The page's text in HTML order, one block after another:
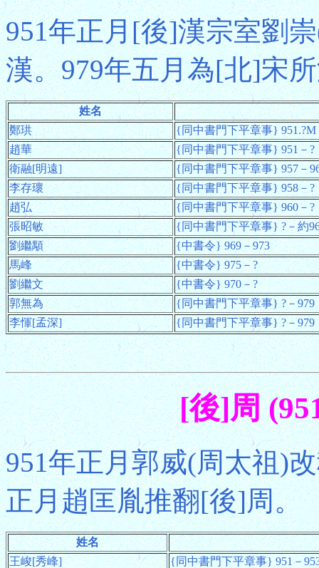
951年正月[後]漢宗室劉
漢。979年五月為[北]宋
姓名
鄭珙
{同中書門下平章事} 951.?M
趙華
{同中書門下平章事} 951－?
衛融[明遠]
{同中書門下平章事} 957－
李存瓌
{同中書門下平章事} 958－?
趙弘
{同中書門下平章事} 960－?
張昭敏
{同中書門下平章事} ?－約
劉繼顒
{中書令} 969－973
馬峰
{中書令} 975－?
劉繼文
{中書令} 970－?
郭無為
{同中書門下平章事} ?－979
李惲[孟深]
{同中書門下平章事} ?－979
[後]周
951年正月郭威(周太祖)
正月趙匡胤推翻[後]周。
姓名
王峻[秀峰]
{同中書門下平章事} 951－